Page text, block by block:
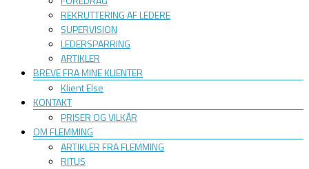
REKRUTTERING AF LEDERE
SUPERVISION
LEDERSPARRING
ARTIKLER
BREVE FRA MINE KLIENTER
Klient Else
KONTAKT
PRISER OG VILKÅR
OM FLEMMING
ARTIKLER FRA FLEMMING
RITUS